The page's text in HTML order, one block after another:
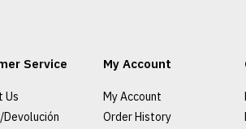
Service
Us
Devolución
My Account
My Account
Order History